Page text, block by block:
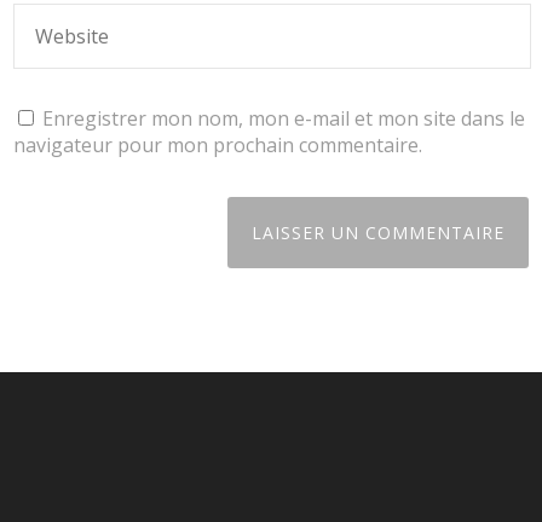
Enregistrer mon nom, mon e-mail et mon site dans le
navigateur pour mon prochain commentaire.